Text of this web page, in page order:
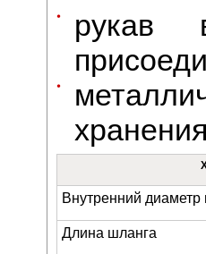
Внутренний
Длина шланга